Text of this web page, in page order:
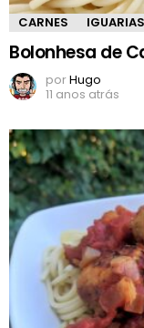
CARNES IGUARIAS
Bolonhesa de
porHugo
11 anos atrás